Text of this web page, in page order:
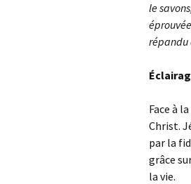
le
répandu
Face à
Christ.
par la
grâce
la vie.